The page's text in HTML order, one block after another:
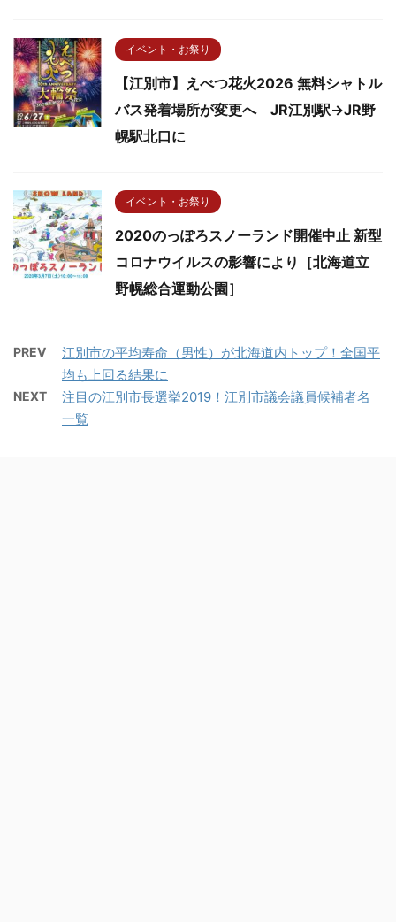
イベント・お祭り
【江別市】えべつ花火2026 無料シャトル
バス発着場所が変更へ JR江別駅→JR野
幌駅北口に
イベント・お祭り
2020のっぽろスノーランド開催中止 新型
コロナウイルスの影響により［北海道立
野幌総合運動公園］
PREV
江別市の平均寿命（男性）が北海道内トップ！全国平
均も上回る結果に
NEXT
注目の江別市長選挙2019！江別市議会議員候補者名
一覧